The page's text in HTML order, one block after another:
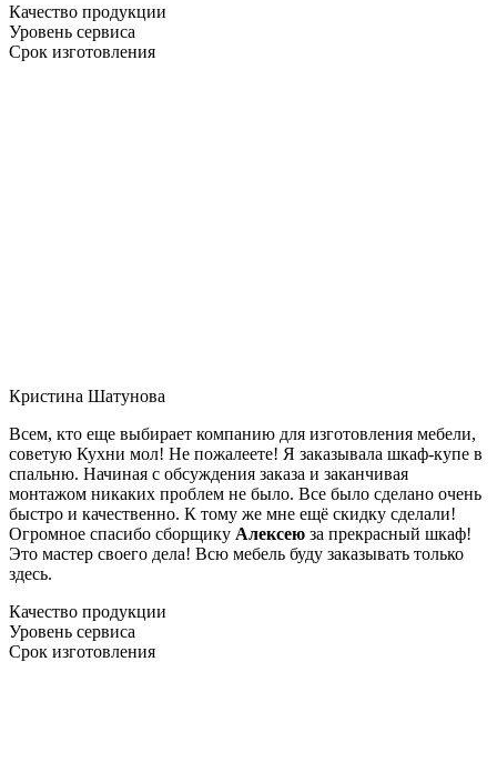
Качество продукции
Уровень сервиса
Срок изготовления
Кристина Шатунова
Всем, кто еще выбирает компанию для изготовления мебели,
советую Кухни мол! Не пожалеете! Я заказывала шкаф-купе в
спальню. Начиная с обсуждения заказа и заканчивая
монтажом никаких проблем не было. Все было сделано очень
быстро и качественно. К тому же мне ещё скидку сделали!
Огромное спасибо сборщику Алексею за прекрасный шкаф!
Это мастер своего дела! Всю мебель буду заказывать только
здесь.
Качество продукции
Уровень сервиса
Срок изготовления